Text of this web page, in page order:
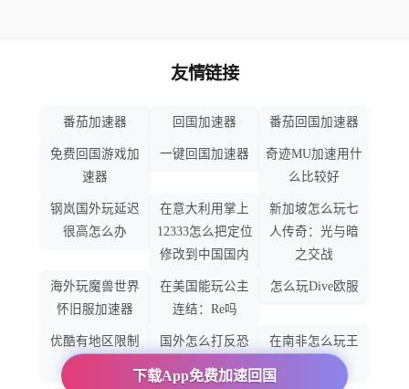
下载App免费加速回国
友情链接
番茄加速器 回国加速器 番茄回国加速器
免费回国游戏加
速器
一键回国加速器
奇迹MU加速用什
么比较好
钢岚国外玩延迟
很高怎么办
在意大利用掌上
12333怎么把定位
修改到中国国内
新加坡怎么玩七
人传奇：光与暗
之交战
海外玩魔兽世界
怀旧服加速器
在美国能玩公主
连结：Re吗
怎么玩Dive欧服
优酷有地区限制
国外怎么打反恐
精英：全球攻势
在南非怎么玩王